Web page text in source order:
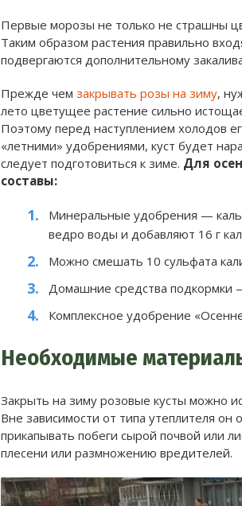
Первые морозы не только не страшны
Таким образом растения правильно
подвергаются дополнительному
Прежде чем закрывать розы на зиму,
лето цветущее растение сильно
Поэтому перед наступлением холодов
«летними» удобрениями, куст будет
следует подготовиться к зиме. Для
составы:
Минеральные удобрения —
ведро воды и добавляют 16 г
Можно смешать 10 сульфата
Домашние средства подкормки
Комплексное удобрение
Необходимые
Закрыть на зиму розовые кусты можно
Вне зависимости от типа утеплителя
прикапывать побеги сырой почвой или
плесени или размножению вредителей.